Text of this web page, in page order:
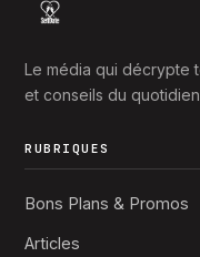
Le média qui décrypte
et conseils du
RUBRIQUES
Bons Plans & Promos
Articles